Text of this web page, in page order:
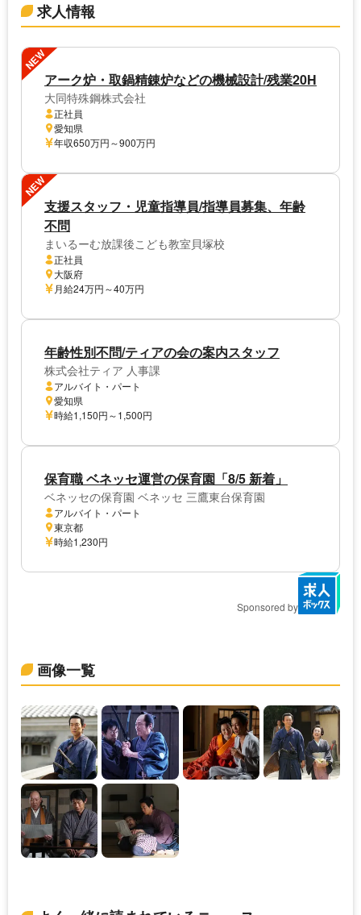
求人情報
NEW
アーク炉・取鍋精錬炉などの機械設計/残業20H
大同特殊鋼株式会社
正社員
愛知県
年収650万円～900万円
NEW
支援スタッフ・児童指導員/指導員募集、年齢
不問
まいるーむ放課後こども教室貝塚校
正社員
大阪府
月給24万円～40万円
年齢性別不問/ティアの会の案内スタッフ
株式会社ティア 人事課
アルバイト・パート
愛知県
時給1,150円～1,500円
保育職 ベネッセ運営の保育園「8/5 新着」
ベネッセの保育園 ベネッセ 三鷹東台保育園
アルバイト・パート
東京都
時給1,230円
Sponsored by
画像一覧